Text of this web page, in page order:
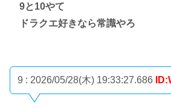
9と10やて
ドラクエ好きなら常識やろ
9 : 2026/05/28(木) 19:33:27.686